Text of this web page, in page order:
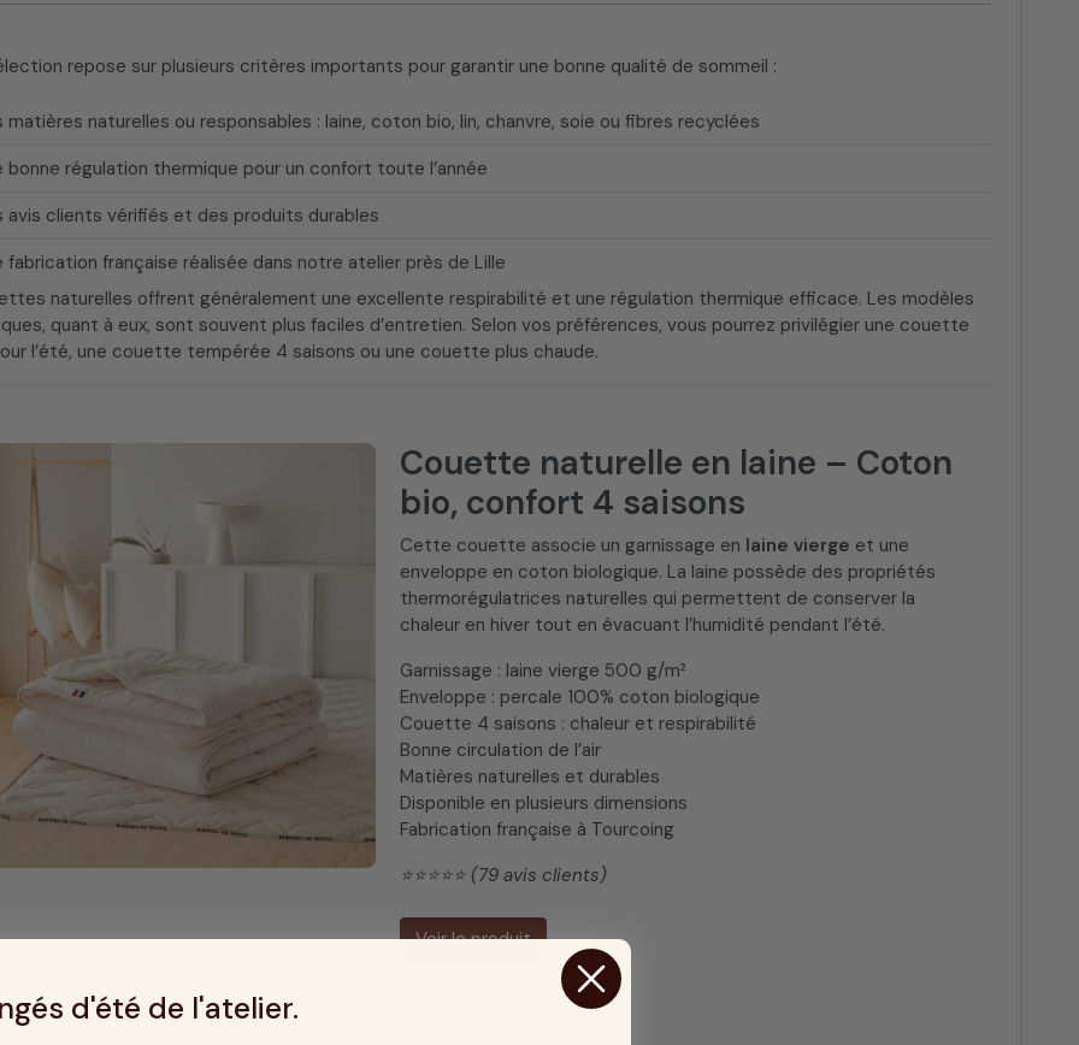
repose sur plusieurs critères importants pour garantir une bonne qualité de sommeil :
matières naturelles ou responsables : laine, coton bio, lin, chanvre, soie ou fibres recyclées
bonne régulation thermique pour un confort toute l’année
avis clients vérifiés et des produits durables
fabrication française réalisée dans notre atelier près de Lille
naturelles offrent généralement une excellente respirabilité et une régulation thermique efficace. Les modèles
quant à eux, sont souvent plus faciles d’entretien. Selon vos préférences, vous pourrez privilégier une couette
l’été, une couette tempérée 4 saisons ou une couette plus chaude.
Couette naturelle en laine – Coton
bio, confort 4 saisons
Cette couette associe un garnissage en laine vierge et une
enveloppe en coton biologique. La laine possède des propriétés
thermorégulatrices naturelles qui permettent de conserver la
chaleur en hiver tout en évacuant l’humidité pendant l’été.
Garnissage : laine vierge 500 g/m²
Enveloppe : percale 100% coton biologique
Couette 4 saisons : chaleur et respirabilité
Bonne circulation de l’air
Matières naturelles et durables
Disponible en plusieurs dimensions
Fabrication française à Tourcoing
⭐️⭐️⭐️⭐️⭐️ (79 avis clients)
Voir le produit
d'été de l'atelier.